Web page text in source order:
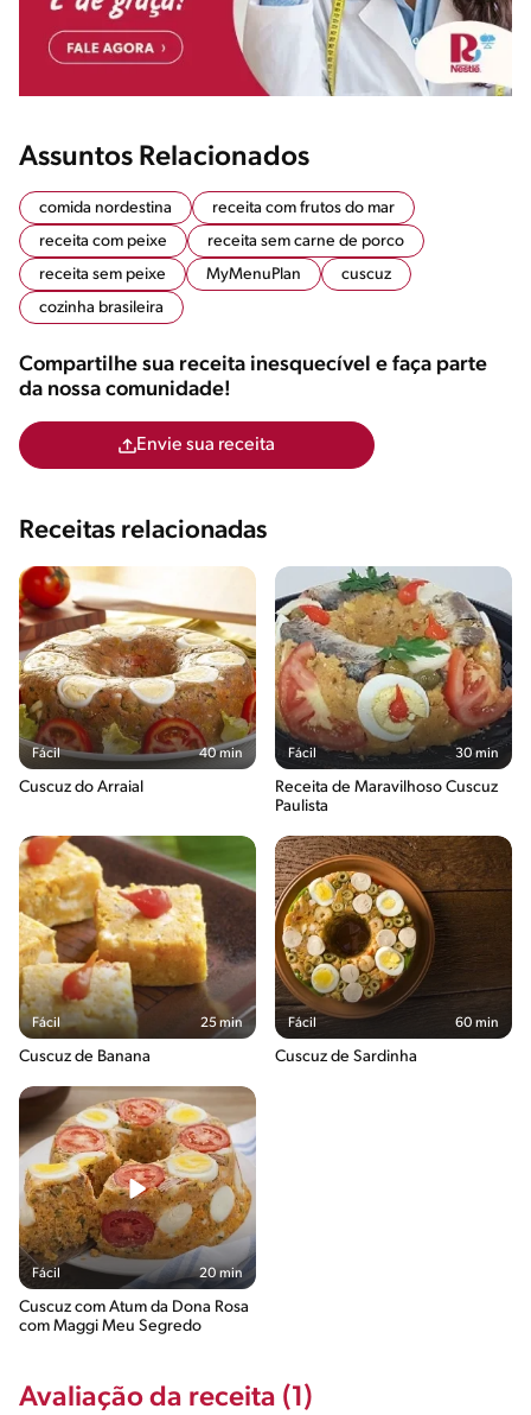
Assuntos Relacionados
comida nordestina
receita com frutos do mar
receita com peixe
receita sem carne de porco
receita sem peixe
MyMenuPlan
cuscuz
cozinha brasileira
Compartilhe sua receita inesquecível e faça parte
da nossa comunidade!
Envie sua receita
Receitas relacionadas
Fácil 40 min
Cuscuz do Arraial
Fácil 30 min
Receita de Maravilhoso Cuscuz
Paulista
Fácil 25 min
Cuscuz de Banana
Fácil 60 min
Cuscuz de Sardinha
Fácil 20 min
Cuscuz com Atum da Dona Rosa
com Maggi Meu Segredo
Avaliação da receita (1)